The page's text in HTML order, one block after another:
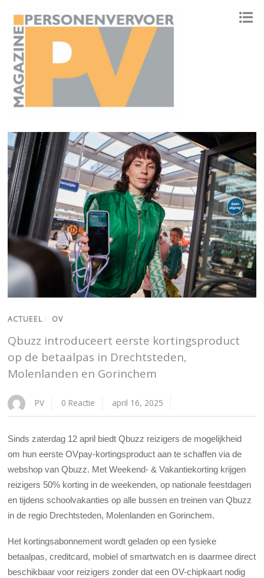
ACTUEEL / OV
Qbuzz introduceert eerste kortingsproduct
op de betaalpas in Drechtsteden,
Molenlanden en Gorinchem
PV 0 Reactie april 16, 2025
Sinds zaterdag 12 april biedt Qbuzz reizigers de mogelijkheid
om hun eerste OVpay-kortingsproduct aan te schaffen via de
webshop van Qbuzz. Met Weekend- & Vakantiekorting krijgen
reizigers 50% korting in de weekenden, op nationale feestdagen
en tijdens schoolvakanties op alle bussen en treinen van Qbuzz
in de regio Drechtsteden, Molenlanden en Gorinchem.
Het kortingsabonnement wordt geladen op een fysieke
betaalpas, creditcard, mobiel of smartwatch en is daarmee direct
beschikbaar voor reizigers zonder dat een OV-chipkaart nodig